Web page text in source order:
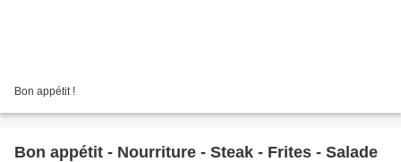
Bon appétit !
Bon appétit - Nourriture - Steak - Frites - Salade